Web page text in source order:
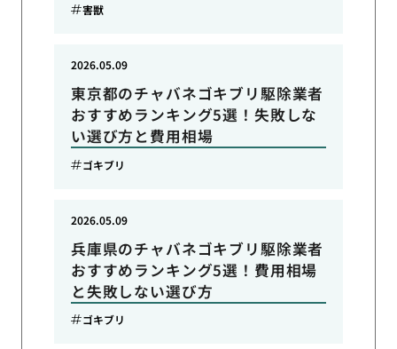
害獣
東京都のチャバネゴキブリ駆除業者
おすすめランキング5選！失敗しな
い選び方と費用相場
2026.05.09
ゴキブリ
兵庫県のチャバネゴキブリ駆除業者
おすすめランキング5選！費用相場
と失敗しない選び方
2026.05.09
ゴキブリ